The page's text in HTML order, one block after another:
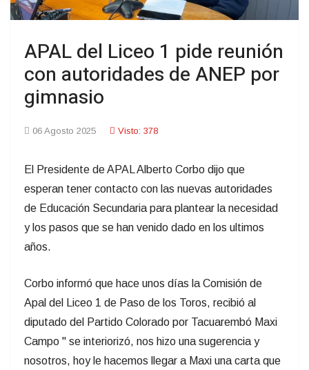
APAL del Liceo 1 pide reunión
con autoridades de ANEP por
gimnasio
06 Agosto 2025 Visto: 378
El Presidente de APAL Alberto Corbo dijo que
esperan tener contacto con las nuevas autoridades
de Educación Secundaria para plantear la necesidad
y los pasos que se han venido dado en los ultimos
años.
Corbo informó que hace unos días la Comisión de
Apal del Liceo 1 de Paso de los Toros, recibió al
diputado del Partido Colorado por Tacuarembó Maxi
Campo " se interiorizó, nos hizo una sugerencia y
nosotros, hoy le hacemos llegar a Maxi una carta que